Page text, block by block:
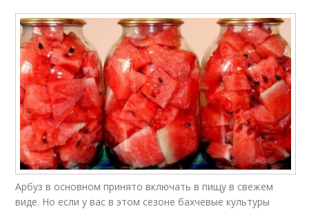
Арбуз в основном принято включать в пищу в свежем
виде. Но если у вас в этом сезоне бахчевые культуры